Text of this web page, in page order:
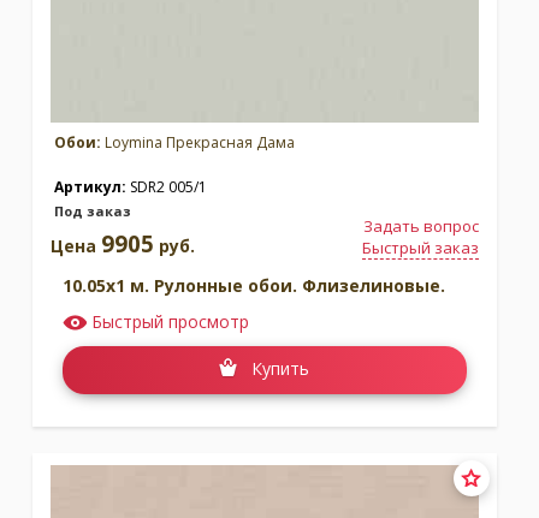
Обои: Loymina Прекрасная Дама
Артикул: SDR2 005/1
Под заказ
Задать вопрос
Быстрый заказ
Цена 9905 руб.
10.05x1 м. Рулонные обои. Флизелиновые.
Быстрый просмотр
Купить